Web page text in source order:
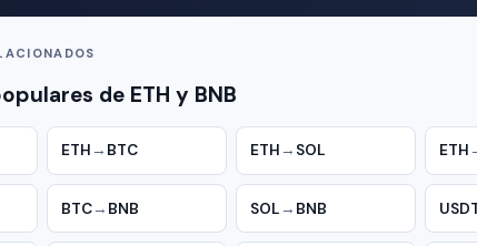
de ETH y BNB
ETH → BTC ETH → SOL ETH
BTC→ BNB SOL → BNB